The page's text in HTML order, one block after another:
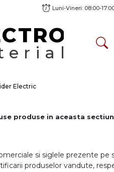
Luni-Vineri: 08:00-
Electric
produse in aceasta
si siglele prezente pe
produselor vandute,